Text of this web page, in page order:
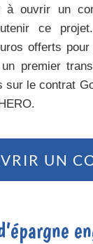
à ouvrir un
ce
offerts
premier
sur le contrat
UN